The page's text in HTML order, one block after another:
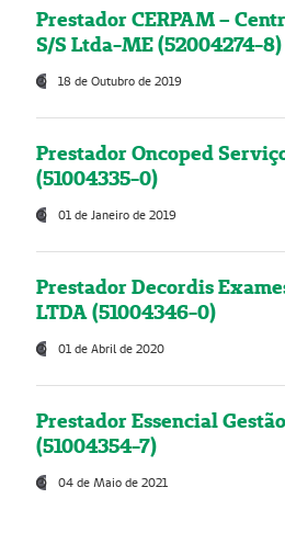
Prestador CERPAM –
S/S Ltda-ME (52004274-8)
18 de Outubro de 2019
Prestador Oncoped
(51004335-0)
01 de Janeiro de 2019
Prestador Decordis
LTDA (51004346-0)
01 de Abril de 2020
Prestador Essencial
(51004354-7)
04 de Maio de 2021